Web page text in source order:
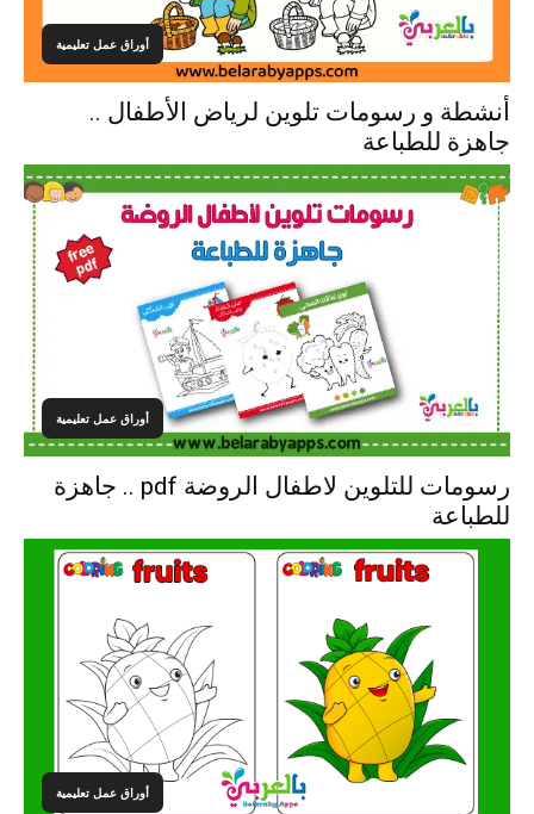
أوراق عمل تعليمية
أنشطة و رسومات تلوين لرياض الأطفال ..
جاهزة للطباعة
أوراق عمل تعليمية
رسومات للتلوين لاطفال الروضة pdf .. جاهزة
للطباعة
أوراق عمل تعليمية